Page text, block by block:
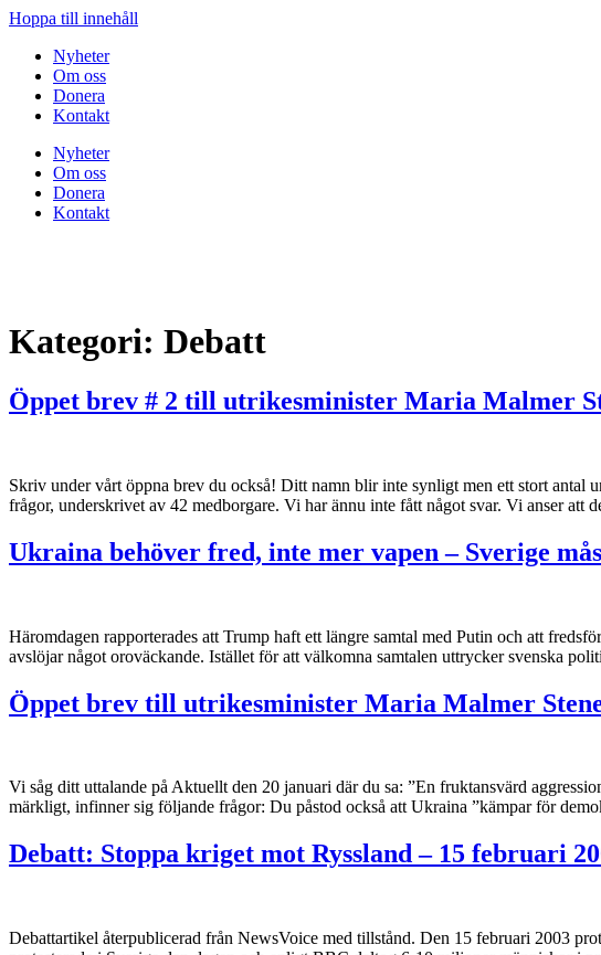
Hoppa till innehåll
Nyheter
Om oss
Donera
Kontakt
Nyheter
Om oss
Donera
Kontakt
Kategori: Debatt
Öppet brev # 2 till utrikesminister Maria Malmer
Skriv under vårt öppna brev du också! Ditt namn blir inte synligt men ett stort
frågor, underskrivet av 42 medborgare. Vi har ännu inte fått något svar. Vi anser att
Ukraina behöver fred, inte mer vapen – Sverige
Häromdagen rapporterades att Trump haft ett längre samtal med Putin och att
avslöjar något oroväckande. Istället för att välkomna samtalen uttrycker svenska
Öppet brev till utrikesminister Maria Malmer
Vi såg ditt uttalande på Aktuellt den 20 januari där du sa: ”En fruktansvärd
märkligt, infinner sig följande frågor: Du påstod också att Ukraina ”kämpar för
Debatt: Stoppa kriget mot Ryssland – 15 februari
Debattartikel återpublicerad från NewsVoice med tillstånd. Den 15 februari 2003